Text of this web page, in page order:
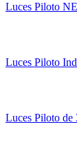
Luces Piloto
Luces Piloto
Luces Piloto de